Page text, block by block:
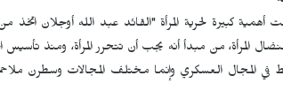
أهمية كبيرة لحرية المرأة "القائد عبد الله أوجلان اتخذ
المرأة، من مبدأ أنه يجب أن تتحرر المرأة، ومنذ
المجال العسكري وإنما مختلف المجالات وسطرن